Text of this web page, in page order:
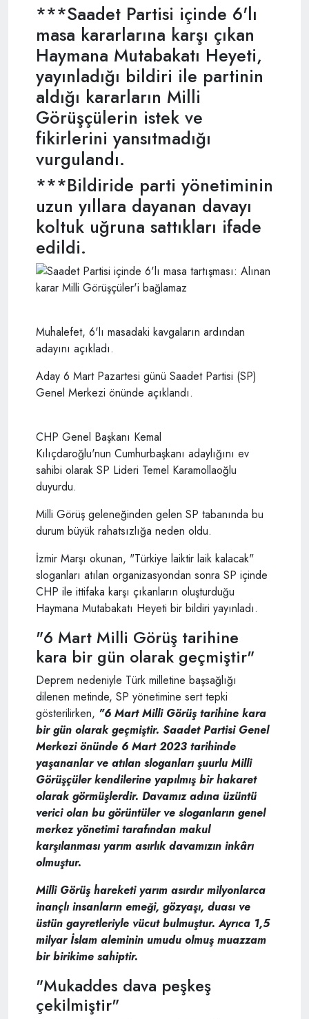
***Saadet Partisi içinde 6'lı
masa kararlarına karşı çıkan
Haymana Mutabakatı Heyeti,
yayınladığı bildiri ile partinin
aldığı kararların Milli
Görüşçülerin istek ve
fikirlerini yansıtmadığı
vurgulandı.
***Bildiride parti yönetiminin
uzun yıllara dayanan davayı
koltuk uğruna sattıkları ifade
edildi.
Muhalefet, 6'lı masadaki kavgaların ardından
adayını açıkladı.
Aday 6 Mart Pazartesi günü Saadet Partisi (SP)
Genel Merkezi önünde açıklandı.
CHP Genel Başkanı Kemal
Kılıçdaroğlu'nun Cumhurbaşkanı adaylığını ev
sahibi olarak SP Lideri Temel Karamollaoğlu
duyurdu.
Milli Görüş geleneğinden gelen SP tabanında bu
durum büyük rahatsızlığa neden oldu.
İzmir Marşı okunan, "Türkiye laiktir laik kalacak"
sloganları atılan organizasyondan sonra SP içinde
CHP ile ittifaka karşı çıkanların oluşturduğu
Haymana Mutabakatı Heyeti bir bildiri yayınladı.
"6 Mart Milli Görüş tarihine
kara bir gün olarak geçmiştir"
Deprem nedeniyle Türk milletine başsağlığı
dilenen metinde, SP yönetimine sert tepki
gösterilirken, "6 Mart Milli Görüş tarihine kara
bir gün olarak geçmiştir. Saadet Partisi Genel
Merkezi önünde 6 Mart 2023 tarihinde
yaşananlar ve atılan sloganları şuurlu Milli
Görüşçüler kendilerine yapılmış bir hakaret
olarak görmüşlerdir. Davamız adına üzüntü
verici olan bu görüntüler ve sloganların genel
merkez yönetimi tarafından makul
karşılanması yarım asırlık davamızın inkârı
olmuştur.
Milli Görüş hareketi yarım asırdır milyonlarca
inançlı insanların emeği, gözyaşı, duası ve
üstün gayretleriyle vücut bulmuştur. Ayrıca 1,5
milyar İslam aleminin umudu olmuş muazzam
bir birikime sahiptir.
"Mukaddes dava peşkeş
çekilmiştir"